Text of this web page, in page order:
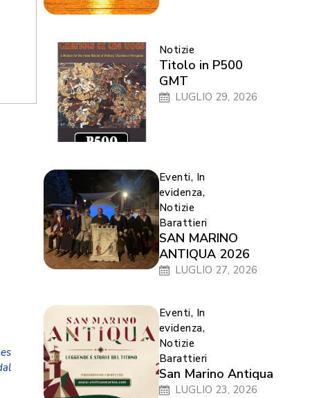
Notizie
Titolo in P500
GMT
LUGLIO 29, 2026
Eventi, In
evidenza,
Notizie
Barattieri
SAN MARINO
ANTIQUA 2026
LUGLIO 27, 2026
Eventi, In
evidenza,
Notizie
Barattieri
San Marino Antiqua
LUGLIO 23, 2026